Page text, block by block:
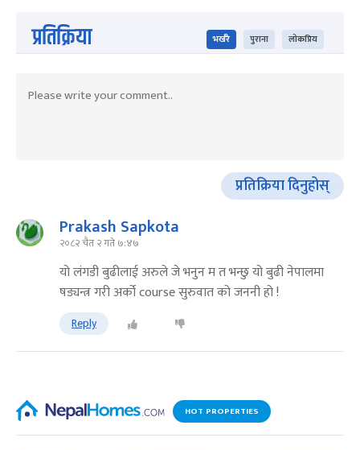
प्रतिक्रिया भर्खरै पुराना लोकप्रिय
प्रतिक्रिया दिनुहोस्
Prakash Sapkota
२०८२ चैत २ गते ७:४७
यो लंगडी बुढीलाई अरुले जे भनुन म त भन्छु यो बुढी नेपालमा
षड्यन्त्र गरी अर्को course सुरुवात को जननी हो !
Reply
HOT PROPERTIES